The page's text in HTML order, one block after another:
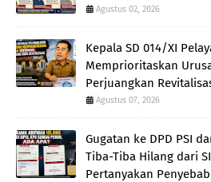
Agustus 02, 2026
Kepala SD 014/XI
Memprioritaskan
Perjuangkan
Agustus 07, 2026
Gugatan ke DPD PSI
Tiba-Tiba Hilang dari
Pertanyakan